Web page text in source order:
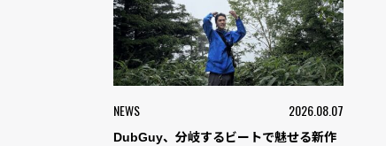
NEWS 2026.08.07
DubGuy、分岐するビートで魅せる新作